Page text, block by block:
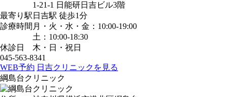
1-21-1 日能研日吉ビル3階
最寄り駅 日吉駅 徒歩1分
診療時間 月・火・水・金：10:00-19:00
土：10:00-18:30
休診日
木・日・祝日
045-563-8341
WEB予約 日吉クリニックを見る
綱島台クリニック